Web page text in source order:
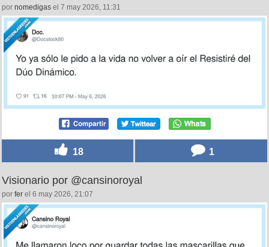
por nomedigas el 7 may 2026, 11:31
18 1
Visionario por @cansinoroyal
por fer el 6 may 2026, 21:07